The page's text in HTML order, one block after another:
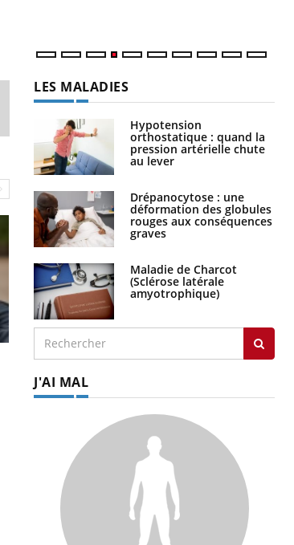
Hantavirus : un cas détecté chez un
LES MALADIES
Hypotension
orthostatique : quand la
pression artérielle chute
au lever
Drépanocytose : une
déformation des globules
rouges aux conséquences
graves
Maladie de Charcot
(Sclérose latérale
amyotrophique)
J'AI MAL